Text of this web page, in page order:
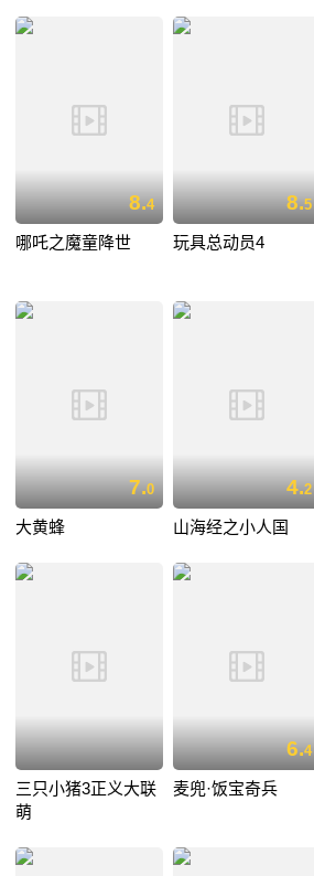
8.4
哪吒之魔童降世
8.5
玩具总动员4
7.0
大黄蜂
4.2
山海经之小人国
三只小猪3正义大联
萌
6.4
麦兜·饭宝奇兵